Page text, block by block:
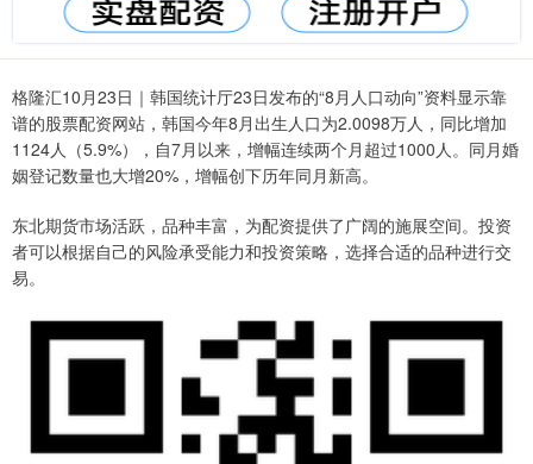
格隆汇10月23日｜韩国统计厅23日发布的“8月人口动向”资料显示靠
谱的股票配资网站，韩国今年8月出生人口为2.0098万人，同比增加
1124人（5.9%），自7月以来，增幅连续两个月超过1000人。同月婚
姻登记数量也大增20%，增幅创下历年同月新高。
东北期货市场活跃，品种丰富，为配资提供了广阔的施展空间。投资
者可以根据自己的风险承受能力和投资策略，选择合适的品种进行交
易。